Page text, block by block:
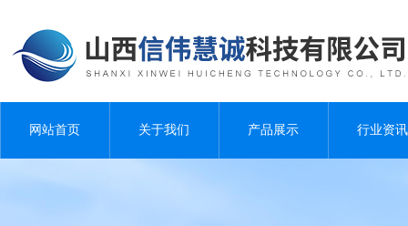
网站首页 关于我们 产品展示 行业资讯